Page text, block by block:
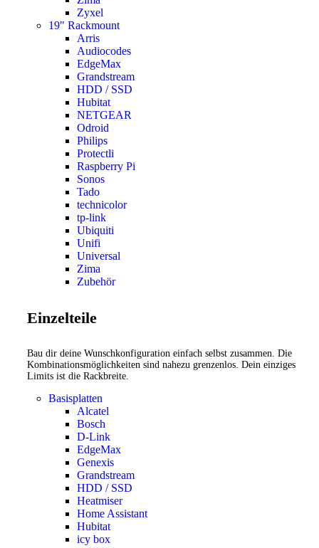
Zyxel
19" Rackmount
Arris
Audiocodes
EdgeMax
Grandstream
HDD / SSD
Hubitat
NETGEAR
Odroid
Philips
Protectli
Raspberry Pi
Sonos
Tado
technicolor
tp-link
Ubiquiti
Unifi
Universal
Zima
Zubehör
Einzelteile
Bau dir deine Wunschkonfiguration einfach selbst zusammen. Die
Kombinationsmöglichkeiten sind nahezu grenzenlos. Dein einziges
Limits ist die Rackbreite.
Basisplatten
Alcatel
Bosch
D-Link
EdgeMax
Genexis
Grandstream
HDD / SSD
Heatmiser
Home Assistant
Hubitat
icy box